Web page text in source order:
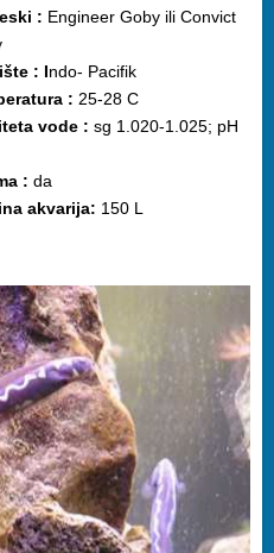
: Engineer Goby ili Convict
: Indo- Pacifik
: 25-28 C
vode : sg 1.020-1.025; pH
: da
akvarija: 150 L